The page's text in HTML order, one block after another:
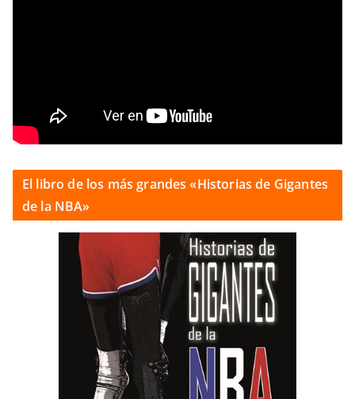
El libro de los más grandes «Historias de Gigantes
de la NBA»